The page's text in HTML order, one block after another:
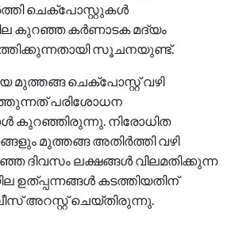
ചെക്‌പോസ്റ്റുകള്‍
കുറഞ്ഞ കര്‍ണാടക മദ്യം
സൂചനയുണ്ട്.
മുത്തങ്ങ ചെക്‌പോസ്റ്റ് വഴി
പരിശോധന
കുറഞ്ഞിരുന്നു. നിരോധിത
മുത്തങ്ങ അതിര്‍ത്തി വഴി
ദിവസം ലക്ഷങ്ങള്‍ വിലമതിക്കുന്ന
ഉത്പ്പന്നങ്ങള്‍ കടത്തിയതിന്
അറസ്റ്റ് ചെയ്തിരുന്നു.